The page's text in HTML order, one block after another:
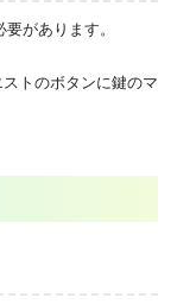
があります。
トのボタンに鍵のマ